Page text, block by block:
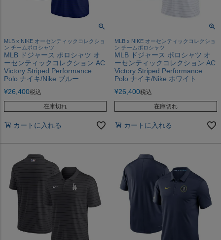
MLB x NIKE オーセンティックコレクショ
ン チームポロシャツ
MLB ドジャース ポロシャツ オ
ーセンティックコレクション AC
Victory Striped Performance
Polo ナイキ/Nike ブルー
¥26,400税込
在庫切れ
カートに入れる
MLB x NIKE オーセンティックコレクショ
ン チームポロシャツ
MLB ドジャース ポロシャツ オ
ーセンティックコレクション AC
Victory Striped Performance
Polo ナイキ/Nike ホワイト
¥26,400税込
在庫切れ
カートに入れる